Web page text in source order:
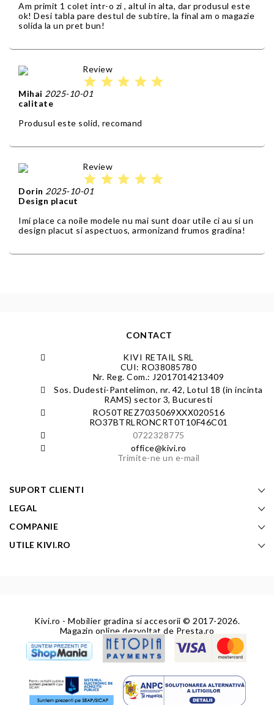
Am primit 1 colet intr-o zi , altul in alta, dar produsul este
ok! Desi tabla pare destul de subtire, la final am o magazie
solida la un pret bun!
Review
star star star star star
Mihai 2025-10-01
calitate
Produsul este solid, recomand
Review
star star star star star
Dorin 2025-10-01
Design placut
Imi place ca noile modele nu mai sunt doar utile ci au si un
design placut si aspectuos, armonizand frumos gradina!
CONTACT
KIVI RETAIL SRL
CUI: RO38085780
Nr. Reg. Com.: J2017014213409
Sos. Dudesti-Pantelimon, nr. 42, Lotul 18 (in incinta
RAMS) sector 3, Bucuresti
RO50TREZ7035069XXX020516
RO37BTRLRONCRT0T10F46C01
0722328775
office@kivi.ro
Trimite-ne un e-mail
SUPORT CLIENTI
LEGAL
COMPANIE
UTILE KIVI.RO
Kivi.ro - Mobilier gradina si accesorii © 2017-2026.
Magazin online dezvoltat de Presta.ro